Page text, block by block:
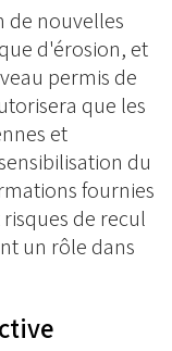
de nouvelles
d'érosion, et
permis de
que les
et
du
fournies
de recul
un rôle dans